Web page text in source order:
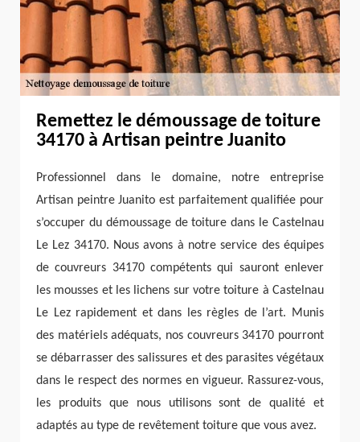
Remettez le démoussage de toiture
34170 à Artisan peintre Juanito
Professionnel dans le domaine, notre entreprise
Artisan peintre Juanito est parfaitement qualifiée pour
s’occuper du démoussage de toiture dans le Castelnau
Le Lez 34170. Nous avons à notre service des équipes
de couvreurs 34170 compétents qui sauront enlever
les mousses et les lichens sur votre toiture à Castelnau
Le Lez rapidement et dans les règles de l’art. Munis
des matériels adéquats, nos couvreurs 34170 pourront
se débarrasser des salissures et des parasites végétaux
dans le respect des normes en vigueur. Rassurez-vous,
les produits que nous utilisons sont de qualité et
adaptés au type de revêtement toiture que vous avez.